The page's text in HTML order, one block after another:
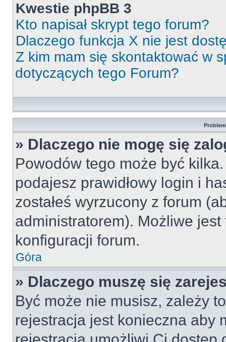
Kwestie phpBB 3
Kto napisał skrypt tego forum?
Dlaczego funkcja X nie jest
Z kim mam się skontaktować w
dotyczących tego Forum?
» Dlaczego nie mogę się
Powodów tego może być
podajesz prawidłowy login i
zostałeś wyrzucony z forum
administratorem). Możliwe
konfiguracji forum.
Góra
» Dlaczego muszę się
Być może nie musisz, zależy
rejestracja jest konieczna aby